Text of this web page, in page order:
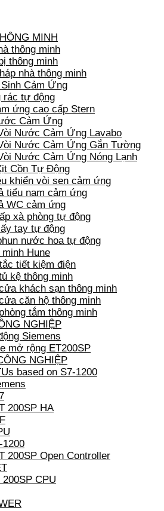
MINH
thông minh
thông minh
nhà thông minh
Cảm Ứng
rác tự động
ứng cao cấp Stern
Cảm Ứng
Nước Cảm Ứng Lavabo
Nước Cảm Ứng Gắn Tường
Nước Cảm Ứng Nóng Lạnh
Cồn Tự Động
khiển vòi sen cảm ứng
tiểu nam cảm ứng
WC cảm ứng
xà phòng tự động
tay tự động
nước hoa tự động
Hune
tiết kiệm điện
kệ thông minh
khách sạn thông minh
căn hộ thông minh
tắm thông minh
NGHIỆP
Siemens
mở rộng ET200SP
NGHIỆP
based on S7-1200
200SP HA
1200
200SP Open Controller
CPU